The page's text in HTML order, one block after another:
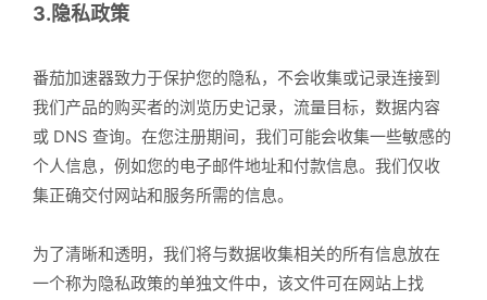
3.隐私政策
番茄加速器致力于保护您的隐私，不会收集或记录连接到
我们产品的购买者的浏览历史记录，流量目标，数据内容
或 DNS 查询。在您注册期间，我们可能会收集一些敏感的
个人信息，例如您的电子邮件地址和付款信息。我们仅收
集正确交付网站和服务所需的信息。
为了清晰和透明，我们将与数据收集相关的所有信息放在
一个称为隐私政策的单独文件中，该文件可在网站上找